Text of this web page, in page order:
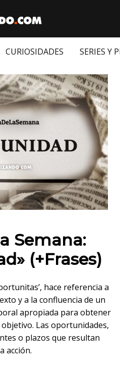
CURIOSIDADES SERIES Y
Semana:
(+Frases)
hace referencia a
y a la confluencia de un
apropiada para obtener
Las oportunidades,
o plazos que resultan
acción.